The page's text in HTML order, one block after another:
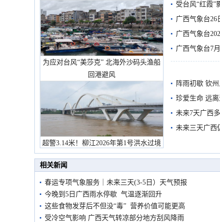
为应对台风“美莎克” 北海外沙码头渔船
回港避风
超警3.14米！柳江2026年第1号洪水过境
市民在堤岸见证汛况
受台风“红霞”
有较强降雨
广西气象台26
广西气象台
预警
广西气象台7
阵雨初歇 钦
珍爱生命 远
未来7天广西
未来三天广西
相关新闻
春运专项气象服务｜未来三天(3-5日）天气预报
今晚到5日广西雨水停歇 气温逐渐回升
这些食物发芽后不但没“毒” 营养价值可能更高
受冷空气影响 广西天气转凉部分地方刮风降雨